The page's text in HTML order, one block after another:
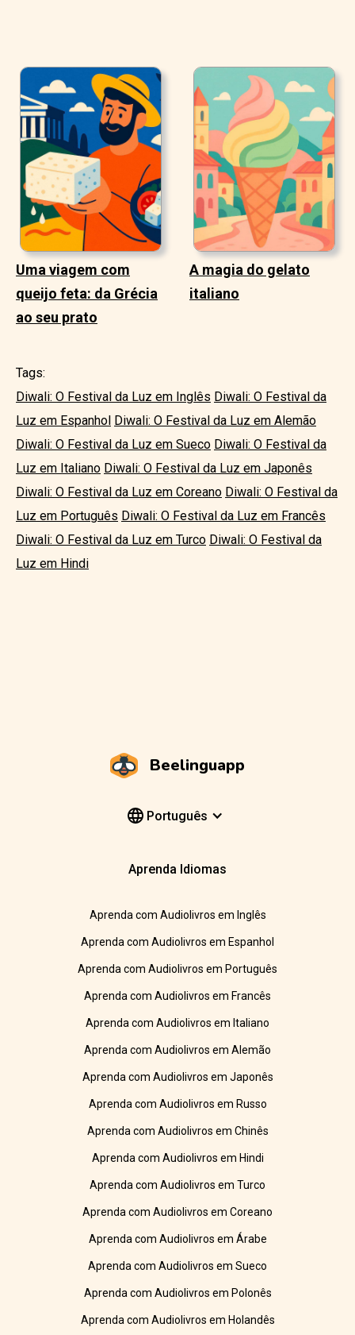
Uma viagem com
queijo feta: da Grécia
ao seu prato
A magia do gelato
italiano
Tags:
Diwali: O Festival da Luz em Inglês Diwali: O Festival da
Luz em Espanhol Diwali: O Festival da Luz em Alemão
Diwali: O Festival da Luz em Sueco Diwali: O Festival da
Luz em Italiano Diwali: O Festival da Luz em Japonês
Diwali: O Festival da Luz em Coreano Diwali: O Festival da
Luz em Português Diwali: O Festival da Luz em Francês
Diwali: O Festival da Luz em Turco Diwali: O Festival da
Luz em Hindi
Beelinguapp
Português
Aprenda Idiomas
Aprenda com Audiolivros em Inglês
Aprenda com Audiolivros em Espanhol
Aprenda com Audiolivros em Português
Aprenda com Audiolivros em Francês
Aprenda com Audiolivros em Italiano
Aprenda com Audiolivros em Alemão
Aprenda com Audiolivros em Japonês
Aprenda com Audiolivros em Russo
Aprenda com Audiolivros em Chinês
Aprenda com Audiolivros em Hindi
Aprenda com Audiolivros em Turco
Aprenda com Audiolivros em Coreano
Aprenda com Audiolivros em Árabe
Aprenda com Audiolivros em Sueco
Aprenda com Audiolivros em Polonês
Aprenda com Audiolivros em Holandês